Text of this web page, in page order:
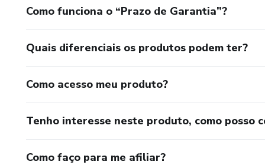
Como funciona o “Prazo de Garantia”?
Quais diferenciais os produtos podem ter?
Como acesso meu produto?
Tenho interesse neste produto, como posso
Como faço para me afiliar?